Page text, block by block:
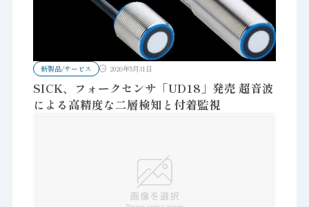
新製品/サービス 2026年5月31日
SICK、フォークセンサ「UD18」発売 超音波
による高精度な二層検知と付着監視